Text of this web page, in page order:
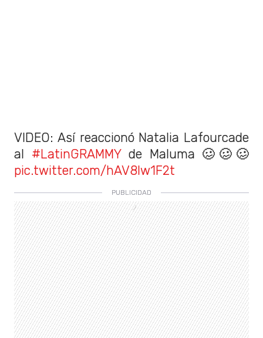
VIDEO: Así reaccionó Natalia Lafourcade
al #LatinGRAMMYde Maluma 🥴🥴🥴
pic.twitter.com/hAV8Iw1F2t